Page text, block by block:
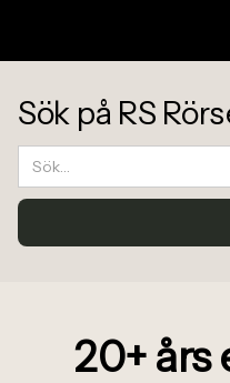
Sök på RS
20+års